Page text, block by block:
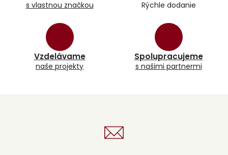
s vlastnou značkou Rýchle dodanie
Vzdelávame
naše projekty
Spolupracujeme
s našimi partnermi